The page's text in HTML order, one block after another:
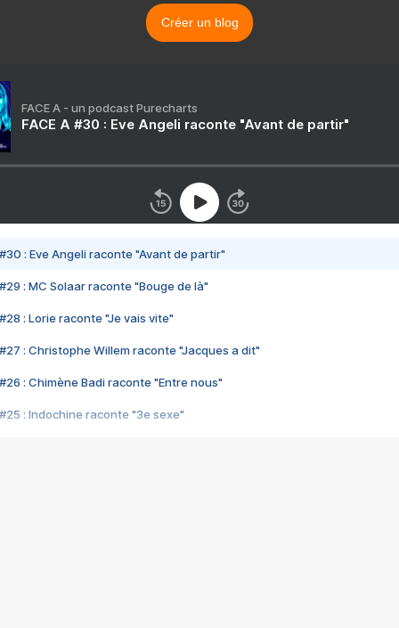
Créer un blog
FACE A - un podcast Purecharts
FACE A #30 : Eve Angeli raconte "Avant de partir"
#30 : Eve Angeli raconte "Avant de partir"
#29 : MC Solaar raconte "Bouge de là"
#28 : Lorie raconte "Je vais vite"
#27 : Christophe Willem raconte "Jacques a dit"
#26 : Chimène Badi raconte "Entre nous"
#25 : Indochine raconte "3e sexe"